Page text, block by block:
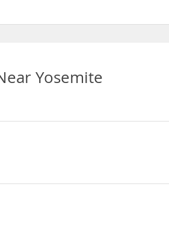
Yosemite